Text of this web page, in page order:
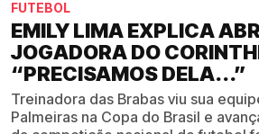
FUTEBOL
EMILY LIMA EXPLICA
JOGADORA DO
“PRECISAMOS DELA...”
Treinadora das Brabas viu sua
Palmeiras na Copa do Brasil e